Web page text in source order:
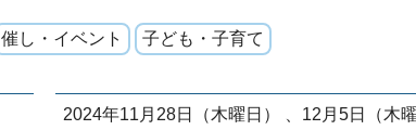
催し・イベント 子ども・子育て
2024年11月28日（木曜日） 、12月5日（木曜